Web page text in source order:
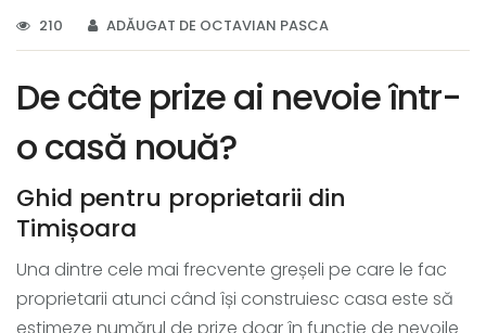
210 ADĂUGAT DE OCTAVIAN PASCA
De câte prize ai nevoie într-
o casă nouă?
Ghid pentru proprietarii din
Timișoara
Una dintre cele mai frecvente greșeli pe care le fac
proprietarii atunci când își construiesc casa este să